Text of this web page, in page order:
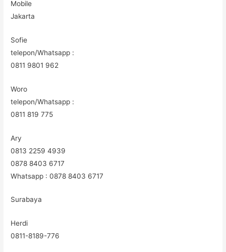
Mobile
Jakarta
Sofie
telepon/Whatsapp :
0811 9801 962
Woro
telepon/Whatsapp :
0811 819 775
Ary
0813 2259 4939
0878 8403 6717
Whatsapp : 0878 8403 6717
Surabaya
Herdi
0811-8189-776